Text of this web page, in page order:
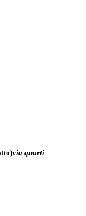
via quarti